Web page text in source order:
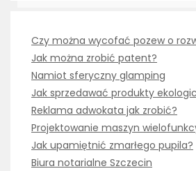
Czy można wycofać pozew o
Jak można zrobić patent?
Namiot sferyczny glamping
Jak sprzedawać produkty
Reklama adwokata jak zrobić?
Projektowanie maszyn
Jak upamiętnić zmarłego pupila?
Biura notarialne Szczecin